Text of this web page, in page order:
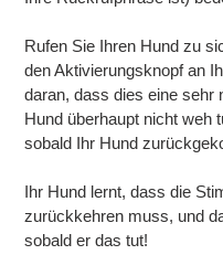
Rufen Sie Ihren Hund zu
den Aktivierungsknopf an
daran, dass dies eine sehr
Hund überhaupt nicht weh
sobald Ihr Hund
Ihr Hund lernt, dass die
zurückkehren muss, und
sobald er das tut!